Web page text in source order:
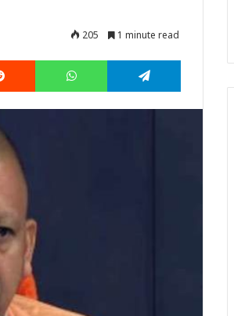
205 1 minute read
Reddit WhatsApp Telegram